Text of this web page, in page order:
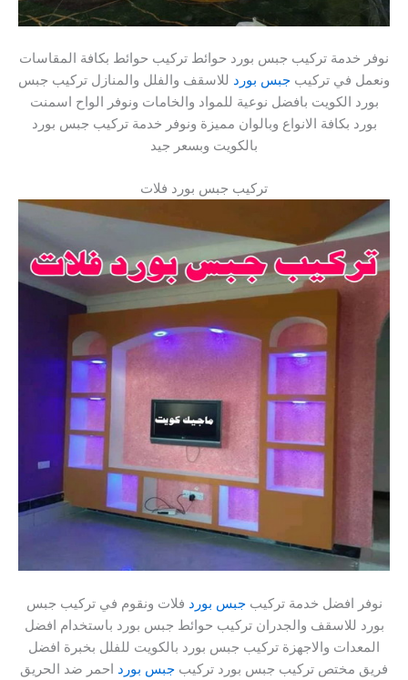
نوفر خدمة تركيب جبس بورد حوائط تركيب حوائط بكافة المقاسات
ونعمل في تركيب جبس بورد للاسقف والفلل والمنازل تركيب جبس
بورد الكويت بافضل نوعية للمواد والخامات ونوفر الواح اسمنت
بورد بكافة الانواع وبالوان مميزة ونوفر خدمة تركيب جبس بورد
بالكويت وبسعر جيد
تركيب جبس بورد فلات
نوفر افضل خدمة تركيبجبس بورد فلات ونقوم في تركيب جبس
بورد للاسقف والجدران تركيب حوائط جبس بورد باستخدام افضل
المعدات والاجهزة تركيب جبس بورد بالكويت للفلل بخبرة افضل
فريق مختص تركيب جبس بورد تركيب جبس بورد احمر ضد الحريق